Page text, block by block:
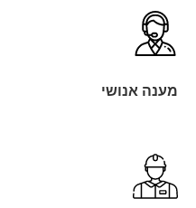
מענה אנושי